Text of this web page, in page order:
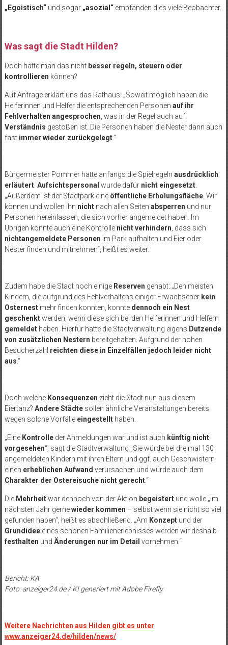
„Egoistisch“und sogar „asozial“empfanden dies viele Beobachter.
Was sagt die Stadt Hilden?
Doch hätte man das nicht besser regeln, steuern oder
kontrollieren können?
Auf Anfrage erklärt uns das Rathaus: „Soweit möglich haben die
Helferinnen und Helfer die entsprechenden Personen auf ihr
Fehlverhalten angesprochen, was in der Regel auch auf
Verständnis gestoßen ist. Die Personen haben die Nester dann auch
fast immer wieder zurückgelegt.“
Bürgermeister Pommer hatte anfangs die Spielregeln ausdrücklich
erläutert. Aufsichtspersonal wurde dafür nicht eingesetzt.
„Außerdem ist der Stadtpark eine öffentliche Erholungsfläche. Wir
können und wollen ihn nichtnach allen Seiten absperren und nur
Personen hereinlassen, die sich vorher angemeldet haben. Im
Übrigen könnte auch eine Kontrolle nicht verhindern, dass sich
nichtangemeldete Personen im Park aufhalten und Eier oder
Nester finden und mitnehmen“, heißt es weiter.
Zudem habe die Stadt noch einige Reserven gehabt: „Den meisten
Kindern, die aufgrund des Fehlverhaltens einiger Erwachsener kein
Osternestmehr finden konnten, konnte dennoch ein Nest
geschenktwerden, wenn diese sich bei den Helferinnen und Helfern
gemeldethaben. Hierfür hatte die Stadtverwaltung eigens Dutzende
von zusätzlichen Nestern bereitgehalten. Aufgrund der hohen
Besucherzahl reichten diese in Einzelfällen jedoch leider nicht
aus.“
Doch welche Konsequenzen zieht die Stadt nun aus diesem
Eiertanz? Andere Städtesollen ähnliche Veranstaltungen bereits
wegen solche Vorfälle eingestellthaben.
„Eine Kontrolleder Anmeldungen war und ist auch künftig nicht
vorgesehen“, sagt die Stadtverwaltung „Sie würde bei dreimal 130
angemeldeten Kindern mit ihren Eltern und ggf. auch Geschwistern
einen erheblichen Aufwand verursachen und würde auch dem
Charakter der Ostereisuche nicht gerecht.“
Die Mehrheitwar dennoch von der Aktion begeistertund wolle „im
nächsten Jahr gernewieder kommen – selbst wenn sie nicht so viel
gefunden haben“, heißt es abschließend. „Am Konzeptund der
Grundideeeines schönen Familienerlebnisses werden wir deshalb
festhalten und Änderungen nur im Detail vornehmen.“
Bericht: KA
Foto: anzeiger24.de / KI generiert mit Adobe Firefly
Weitere Nachrichten aus Hilden gibt es unter
www.anzeiger24.de/hilden/news/